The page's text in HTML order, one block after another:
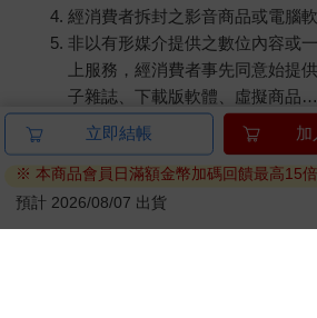
經消費者拆封之影音商品或電腦軟
非以有形媒介提供之數位內容或
上服務，經消費者事先同意始提
子雜誌、下載版軟體、虛擬商品…
已拆封之個人衛生用品。（如：
若非上列種類商品，均享有到貨7天
日）。
辦理退換貨時，商品（組合商品恕無
立即結帳 加
※ 本商品會員日滿額金幣加碼回饋最高15倍
預計 2026/08/07 出貨